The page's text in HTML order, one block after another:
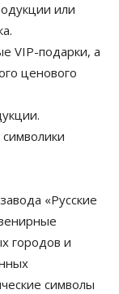
или
VIP-подарки, а
ценового
«Русские
городов и
символы